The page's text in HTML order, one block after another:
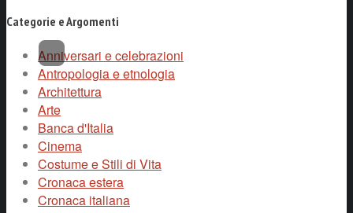
Categorie e Argomenti
Anniversari e celebrazioni
Antropologia e etnologia
Architettura
Arte
Banca d'Italia
Cinema
Costume e Stili di Vita
Cronaca estera
Cronaca italiana